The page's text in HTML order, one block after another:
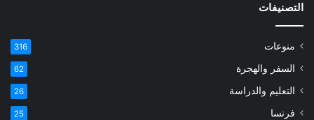
التصنيفات
منوعات 316
السفر والهجرة 62
التعليم والدراسة 26
فرنسا 25